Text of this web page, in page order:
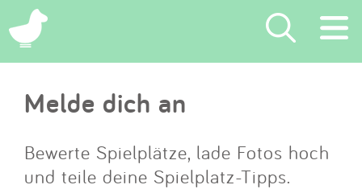
×
Suchen
Eintragen
Melde dich an
Bewerte Spielplätze, lade Fotos hoch
und teile deine Spielplatz-Tipps.